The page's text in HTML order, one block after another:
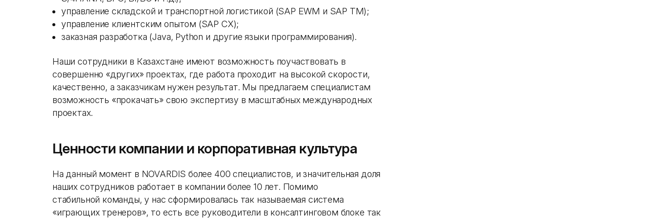
управление складской и транспортной логистикой (SAP EWM и SAP TM);
управление клиентским опытом (SAP CX);
заказная разработка (Java, Python и другие языки программирования).
Наши сотрудники в Казахстане имеют возможность поучаствовать в
совершенно «других» проектах, где работа проходит на высокой скорости,
качественно, а заказчикам нужен результат. Мы предлагаем специалистам
возможность «прокачать» свою экспертизу в масштабных международных
проектах.
Ценности компании и корпоративная культура
На данный момент в NOVARDIS более 400 специалистов, и значительная доля
наших сотрудников работает в компании более 10 лет. Помимо
стабильной команды, у нас сформировалась так называемая система
«играющих тренеров», то есть все руководители в консалтинговом блоке так